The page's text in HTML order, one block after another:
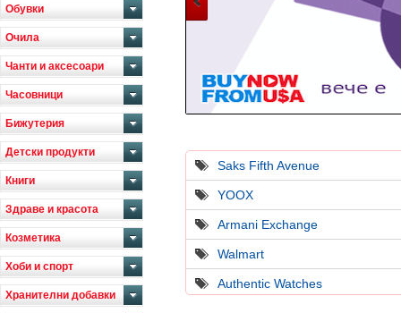
Обувки
Очила
Чанти и аксесоари
Часовници
Бижутерия
Детски продукти
Книги
Здраве и красота
Козметика
Хоби и спорт
Хранителни добавки
Saks Fifth Avenue
YOOX
Armani Exchange
Walmart
Authentic Watches